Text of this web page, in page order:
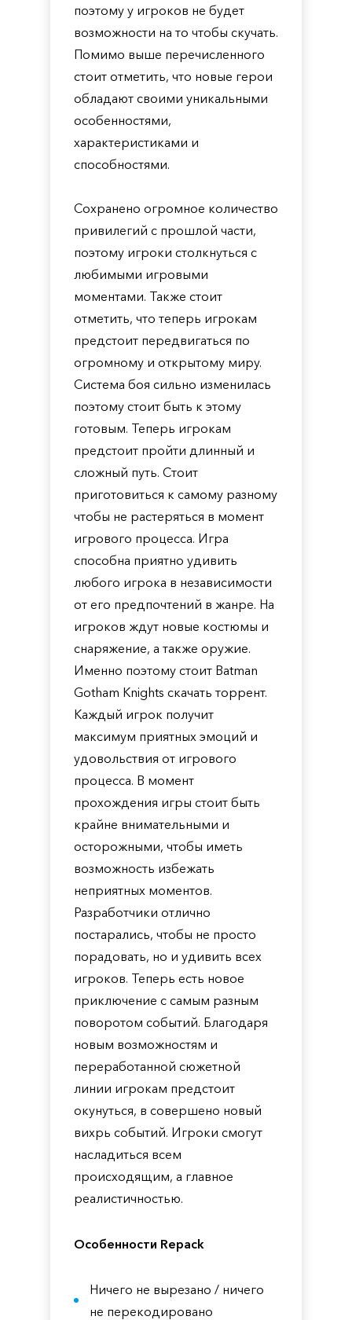
поэтому у игроков не будет
возможности на то чтобы скучать.
Помимо выше перечисленного
стоит отметить, что новые герои
обладают своими уникальными
особенностями,
характеристиками и
способностями.
Сохранено огромное количество
привилегий с прошлой части,
поэтому игроки столкнуться с
любимыми игровыми
моментами. Также стоит
отметить, что теперь игрокам
предстоит передвигаться по
огромному и открытому миру.
Система боя сильно изменилась
поэтому стоит быть к этому
готовым. Теперь игрокам
предстоит пройти длинный и
сложный путь. Стоит
приготовиться к самому разному
чтобы не растеряться в момент
игрового процесса. Игра
способна приятно удивить
любого игрока в независимости
от его предпочтений в жанре. На
игроков ждут новые костюмы и
снаряжение, а также оружие.
Именно поэтому стоит Batman
Gotham Knights скачать торрент.
Каждый игрок получит
максимум приятных эмоций и
удовольствия от игрового
процесса. В момент
прохождения игры стоит быть
крайне внимательными и
осторожными, чтобы иметь
возможность избежать
неприятных моментов.
Разработчики отлично
постарались, чтобы не просто
порадовать, но и удивить всех
игроков. Теперь есть новое
приключение с самым разным
поворотом событий. Благодаря
новым возможностям и
переработанной сюжетной
линии игрокам предстоит
окунуться, в совершено новый
вихрь событий. Игроки смогут
насладиться всем
происходящим, а главное
реалистичностью.
Особенности Repack
Ничего не вырезано / ничего
не перекодировано